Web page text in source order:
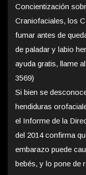
Concientización
Craniofaciales, los
fumar antes de
de paladar y labio
ayuda gratis, llame
3569)
Si bien se
hendiduras
el Informe de la
del 2014 confirma
embarazo puede
bebés, y lo pone de